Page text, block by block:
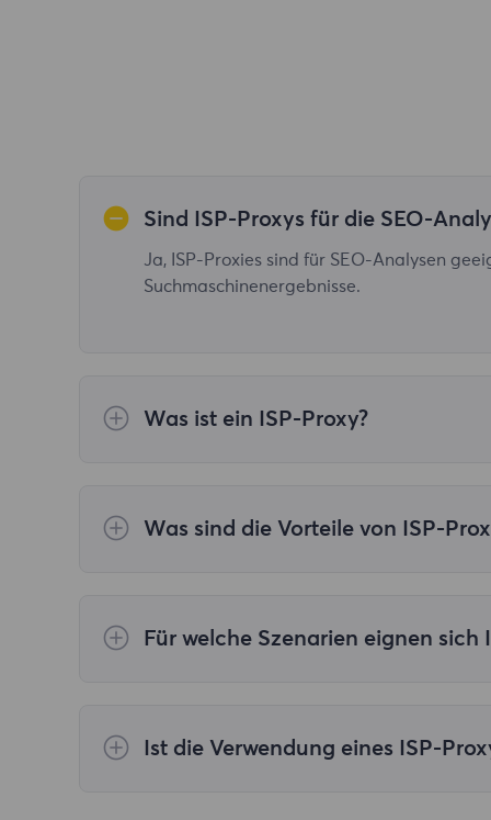
Sind ISP-Proxys für die SEO-
Ja, ISP-Proxies sind für SEO-Analysen
Suchmaschinenergebnisse.
Was ist ein ISP-Proxy?
Was sind die Vorteile von ISP-
Für welche Szenarien eignen sich
Ist die Verwendung eines ISP-